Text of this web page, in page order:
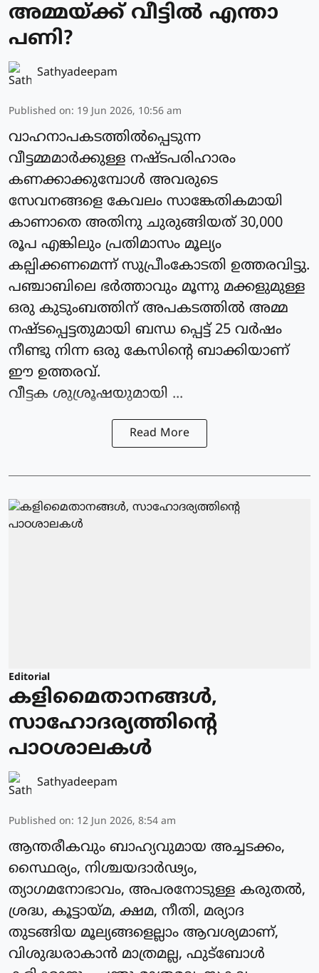
അമ്മയ്ക്ക് വീട്ടിൽ എന്താ
പണി?
Sathyadeepam
Published on: 19 Jun 2026, 10:56 am
വാഹനാപകടത്തിൽപ്പെടുന്ന
വീട്ടമ്മമാർക്കുള്ള നഷ്ടപരിഹാരം
കണക്കാക്കുമ്പോൾ അവരുടെ
സേവനങ്ങളെ കേവലം സാങ്കേതികമായി
കാണാതെ അതിനു ചുരുങ്ങിയത് 30,000
രൂപ എങ്കിലും പ്രതിമാസം മൂല്യം
കല്പിക്കണമെന്ന് സുപ്രീംകോടതി ഉത്തരവിട്ടു.
പഞ്ചാബിലെ ഭർത്താവും മൂന്നു മക്കളുമുള്ള
ഒരു കുടുംബത്തിന് അപകടത്തിൽ അമ്മ
നഷ്ടപ്പെട്ടതുമായി ബന്ധ പ്പെട്ട് 25 വർഷം
നീണ്ടു നിന്ന ഒരു കേസിന്റെ ബാക്കിയാണ്
ഈ ഉത്തരവ്.
വീട്ടക ശുശ്രൂഷയുമായി ...
Read More
Editorial
കളിമൈതാനങ്ങള്‍,
സാഹോദര്യത്തിന്റെ
പാഠശാലകള്‍
Sathyadeepam
Published on: 12 Jun 2026, 8:54 am
ആന്തരീകവും ബാഹ്യവുമായ അച്ചടക്കം,
സ്ഥൈര്യം, നിശ്ചയദാര്‍ഢ്യം,
ത്യാഗമനോഭാവം, അപരനോടുള്ള കരുതല്‍,
ശ്രദ്ധ, കൂട്ടായ്മ, ക്ഷമ, നീതി, മര്യാദ
തുടങ്ങിയ മൂല്യങ്ങളെല്ലാം ആവശ്യമാണ്,
വിശുദ്ധരാകാന്‍ മാത്രമല്ല, ഫുട്‌ബോള്‍